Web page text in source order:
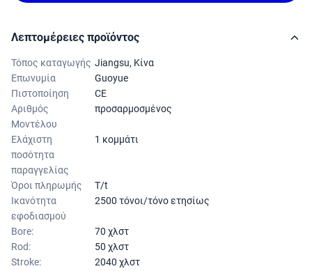
Λεπτομέρειες προϊόντος
Τόπος καταγωγής Jiangsu, Κίνα
Επωνυμία
Guoyue
Πιστοποίηση
CE
Αριθμός
Μοντέλου
προσαρμοσμένος
Ελάχιστη
ποσότητα
παραγγελίας
1 κομμάτι
Όροι πληρωμής
T/t
Ικανότητα
εφοδιασμού
2500 τόνοι/τόνο ετησίως
Bore:
70 χλστ
Rod:
50 χλστ
Stroke:
2040 χλστ